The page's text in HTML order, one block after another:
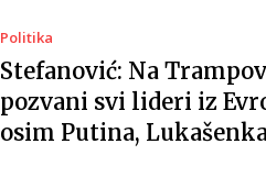
Politika
Stefanović: Na
pozvani svi lideri iz
osim Putina,